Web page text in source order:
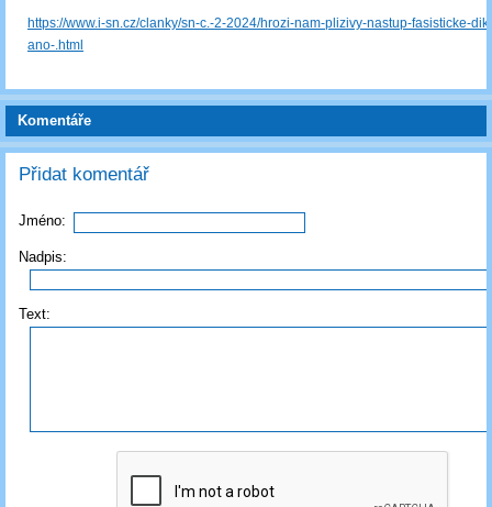
https://www.i-sn.cz/clanky/sn-c.-2-2024/hrozi-nam-plizivy-nastup-fasisticke-
ano-.html
Komentáře
Přidat komentář
Jméno:
Nadpis:
Text: